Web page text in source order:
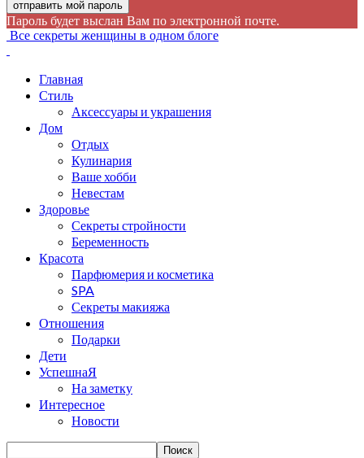
Пароль будет выслан Вам по электронной почте.
Все секреты женщины в одном блоге
Главная
Стиль
Аксессуары и украшения
Дом
Отдых
Кулинария
Ваше хобби
Невестам
Здоровье
Секреты стройности
Беременность
Красота
Парфюмерия и косметика
SPA
Секреты макияжа
Отношения
Подарки
Дети
УспешнаЯ
На заметку
Интересное
Новости